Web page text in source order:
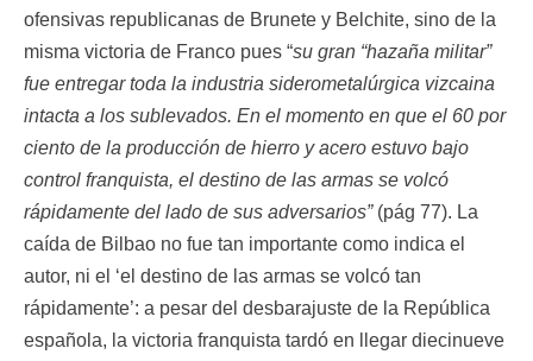
ofensivas republicanas de Brunete y Belchite, sino de la
misma victoria de Franco pues “su gran “hazaña militar”
fue entregar toda la industria siderometalúrgica vizcaina
intacta a los sublevados. En el momento en que el 60 por
ciento de la producción de hierro y acero estuvo bajo
control franquista, el destino de las armas se volcó
rápidamente del lado de sus adversarios”(pág 77). La
caída de Bilbao no fue tan importante como indica el
autor, ni el ‘el destino de las armas se volcó tan
rápidamente’: a pesar del desbarajuste de la República
española, la victoria franquista tardó en llegar diecinueve